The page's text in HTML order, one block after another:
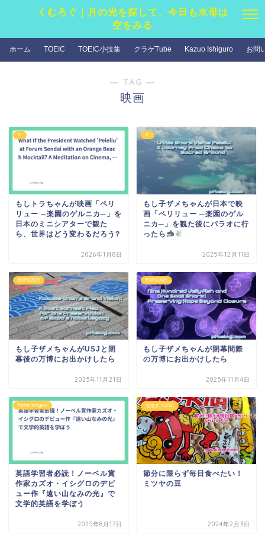
くむろぐ｜月の光を探して、今日も水母は
空をみる
ホーム TOEIC TOEIC小技集 クラゲTube Kazuo Ishiguro お問
― TAG ―
映画
IF
もしトラちゃんが映画「ペリ
リュー ─楽園のゲルニカ─」を
日本のミニシアターで観た
ら、世界はどう変わるだろう?
2026年1月8日
IF
もし子ザメちゃんが日本で映
画「ペリリュー ─楽園のゲル
ニカ─」を観た後にパラオに行
ったら
2025年12月11日
EXPO2025
もし子ザメちゃんがUSJと閉
幕後の万博にお出かけしたら
2025年11月21日
EXPO2025
もし子ザメちゃんが閉幕間際
の万博にお出かけしたら
2025年11月4日
Kazuo Ishiguro
英語学習者必読！ノーベル賞
作家カズオ・イシグロのデビ
ュー作『遠い山なみの光』で
文学的英語を学ぼう
2025年8月17日
息抜きTOEIC
節分に限らず毎日食べたい！
ミツヤの豆
2024年2月3日